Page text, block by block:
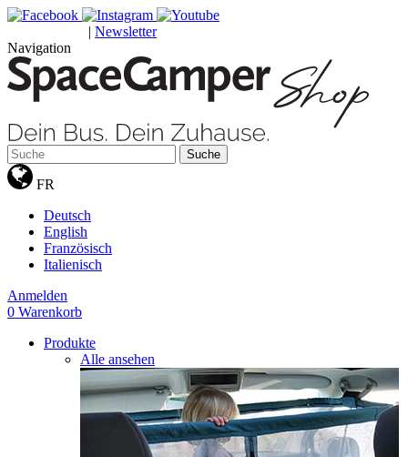
| Newsletter
Navigation
Suche
FR
Deutsch
English
Französisch
Italienisch
Anmelden
0 Warenkorb
Produkte
Alle ansehen